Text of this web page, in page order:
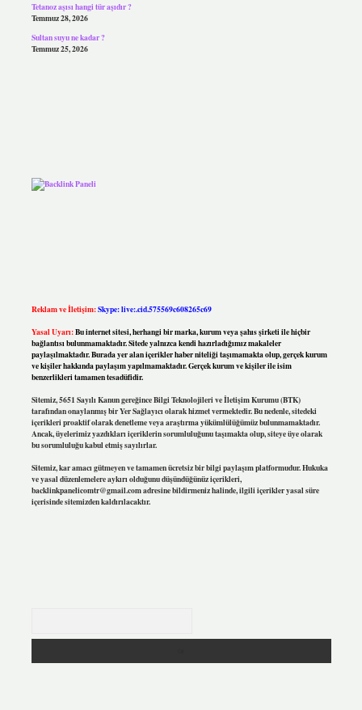
Tetanoz aşısı hangi tür aşıdır ?
Temmuz 28, 2026
Sultan suyu ne kadar ?
Temmuz 25, 2026
Reklam ve İletişim:Skype: live:.cid.575569c608265c69
Yasal Uyarı:Bu internet sitesi, herhangi bir marka, kurum veya şahıs şirketi ile hiçbir
bağlantısı bulunmamaktadır. Sitede yalnızca kendi hazırladığımız makaleler
paylaşılmaktadır. Burada yer alan içerikler haber niteliği taşımamakta olup, gerçek kurum
ve kişiler hakkında paylaşım yapılmamaktadır. Gerçek kurum ve kişiler ile isim
benzerlikleri tamamen tesadüfidir.
Sitemiz, 5651 Sayılı Kanun gereğince Bilgi Teknolojileri ve İletişim Kurumu (BTK)
tarafından onaylanmış bir Yer Sağlayıcı olarak hizmet vermektedir. Bu nedenle, sitedeki
içerikleri proaktif olarak denetleme veya araştırma yükümlülüğümüz bulunmamaktadır.
Ancak, üyelerimiz yazdıkları içeriklerin sorumluluğunu taşımakta olup, siteye üye olarak
bu sorumluluğu kabul etmiş sayılırlar.
Sitemiz, kar amacı gütmeyen ve tamamen ücretsiz bir bilgi paylaşım platformudur. Hukuka
ve yasal düzenlemelere aykırı olduğunu düşündüğünüz içerikleri,
backlinkpanelicomtr@gmail.comadresine bildirmeniz halinde, ilgili içerikler yasal süre
içerisinde sitemizden kaldırılacaktır.